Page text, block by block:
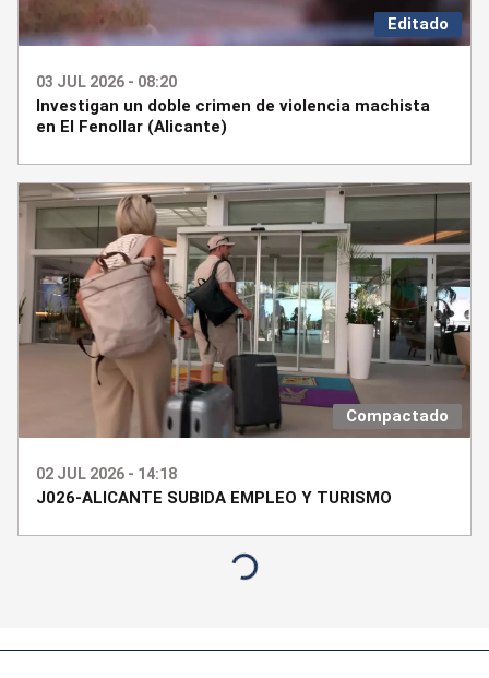
Editado
03 JUL 2026 - 08:20
Investigan un doble crimen de violencia machista
en El Fenollar (Alicante)
Compactado
02 JUL 2026 - 14:18
J026-ALICANTE SUBIDA EMPLEO Y TURISMO